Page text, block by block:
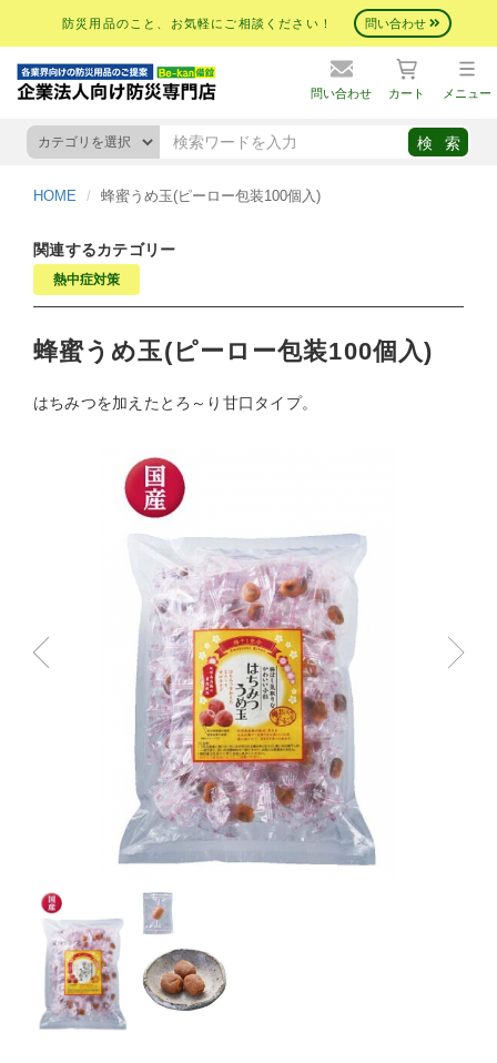
防災用品のこと、お気軽にご相談ください！ 問い合わせ
問い合わせ カート メニュー
HOME 蜂蜜うめ玉(ピーロー包装100個入)
関連するカテゴリー
熱中症対策
蜂蜜うめ玉(ピーロー包装100個入)
はちみつを加えたとろ～り甘口タイプ。